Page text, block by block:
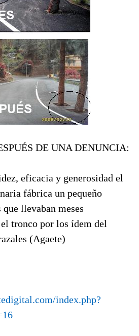
DE UNA DENUNCIA:
eficacia y generosidad el
fábrica un pequeño
llevaban meses
tronco por los ídem del
(Agaete)
index.php?